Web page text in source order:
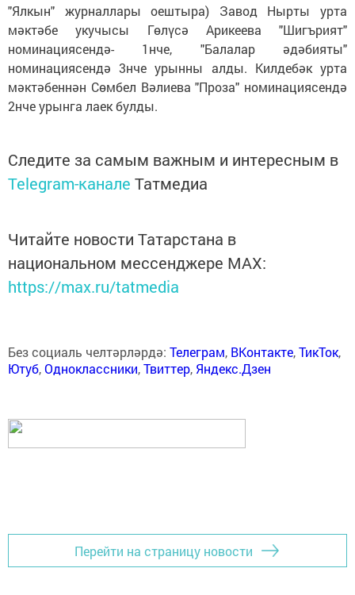
"Ялкын" журналлары оештыра) Завод Нырты урта
мәктәбе укучысы Гөлүсә Арикеева "Шигърият"
номинациясендә- 1нче, "Балалар әдәбияты"
номинациясендә 3нче урынны алды. Килдебәк урта
мәктәбеннән Сөмбел Вәлиева "Проза" номинациясендә
2нче урынга лаек булды.
Следите за самым важным и интересным в
Telegram-канале Татмедиа
Читайте новости Татарстана в
национальном мессенджере MАХ:
https://max.ru/tatmedia
Без социаль челтәрләрдә: Телеграм, ВКонтакте,ТикТок,
Ютуб,Одноклассники,Твиттер, Яндекс.Дзен
Перейти на страницу новости